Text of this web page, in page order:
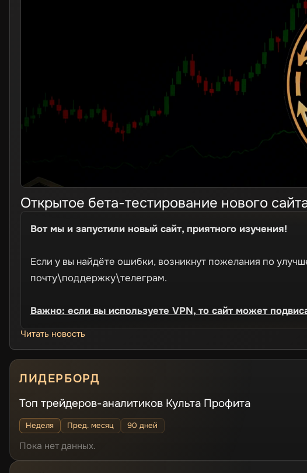
Открытое бета-тестирование нового
Вот мы и запустили новый сайт, приятного изучения!
Если у вы найдёте ошибки, возникнут пожелания по
почту\поддержку\телеграм.
Важно: если вы используете VPN, то сайт может
Читать новость
ЛИДЕРБОРД
Топ трейдеров-аналитиков Культа Профита
Неделя Пред. месяц 90 дней
Пока нет данных.